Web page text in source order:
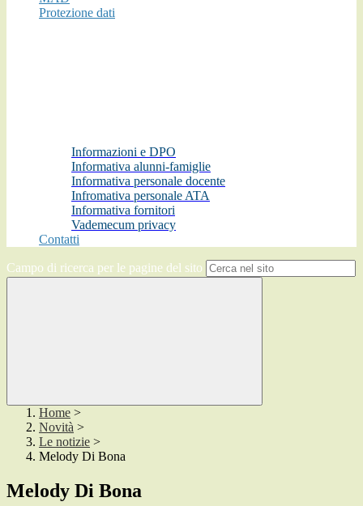
Protezione dati
Informazioni e DPO
Informativa alunni-famiglie
Informativa personale docente
Infromativa personale ATA
Informativa fornitori
Vademecum privacy
Contatti
Campo di ricerca per le pagine del sito
Home >
Novità >
Le notizie >
Melody Di Bona
Melody Di Bona